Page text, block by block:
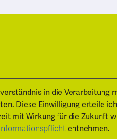
in die Verarbeitung
Diese Einwilligung erteile
mit Wirkung für die Zukunft
Informationspflicht entnehmen.